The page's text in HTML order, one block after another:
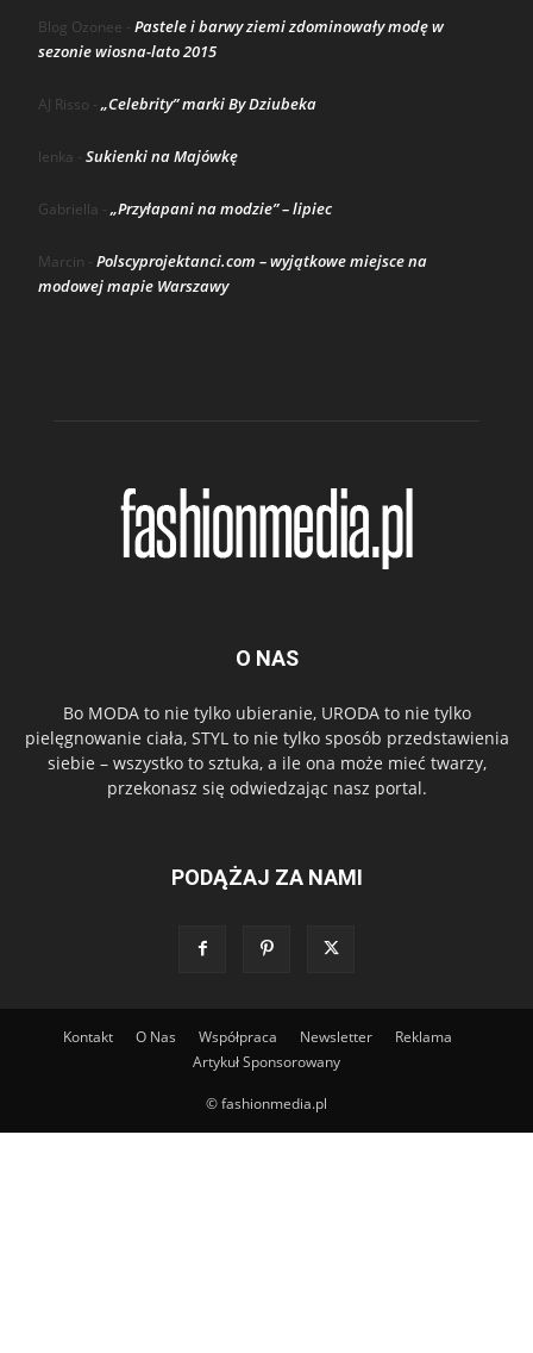
Blog Ozonee - Pastele i barwy ziemi zdominowały modę w
sezonie wiosna-lato 2015
AJ Risso - „Celebrity” marki By Dziubeka
lenka - Sukienki na Majówkę
Gabriella - „Przyłapani na modzie” – lipiec
Marcin - Polscyprojektanci.com – wyjątkowe miejsce na
modowej mapie Warszawy
O NAS
Bo MODA to nie tylko ubieranie, URODA to nie tylko
pielęgnowanie ciała, STYL to nie tylko sposób przedstawienia
siebie – wszystko to sztuka, a ile ona może mieć twarzy,
przekonasz się odwiedzając nasz portal.
PODĄŻAJ ZA NAMI
Kontakt O Nas Współpraca Newsletter
Reklama
Artykuł Sponsorowany
© fashionmedia.pl